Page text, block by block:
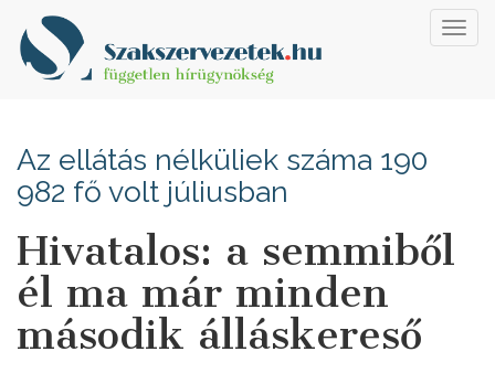
Az ellátás nélküliek száma 190
982 fő volt júliusban
Hivatalos: a semmiből
él ma már minden
második álláskereső